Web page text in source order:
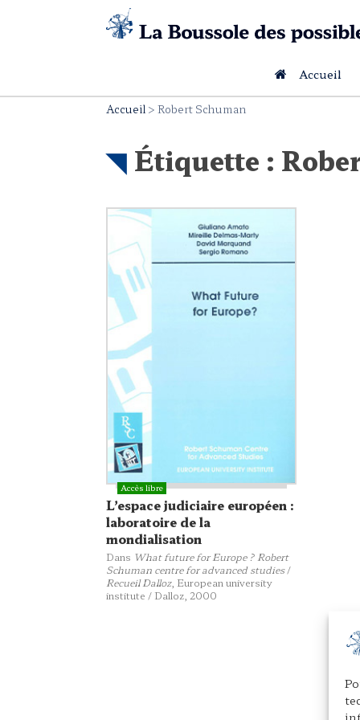
Accueil
Accueil > Robert Schuman
Étiquette :
L’espace judiciaire européen :
laboratoire de la
mondialisation
Dans What future for Europe ? Robert
Schuman centre for advanced studies/
Recueil Dalloz, European university
institute / Dalloz, 2000